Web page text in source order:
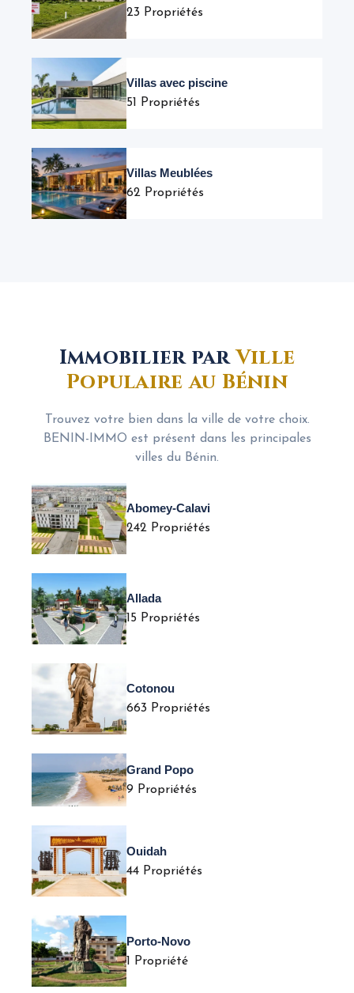
23 Propriétés
Villas avec piscine
51 Propriétés
Villas Meublées
62 Propriétés
Immobilier parVille
Populaire au Bénin
Trouvez votre bien dans la ville de votre choix.
BENIN-IMMO est présent dans les principales
villes du Bénin.
Abomey-Calavi
242 Propriétés
Allada
15 Propriétés
Cotonou
663 Propriétés
Grand Popo
9 Propriétés
Ouidah
44 Propriétés
Porto-Novo
1 Propriété